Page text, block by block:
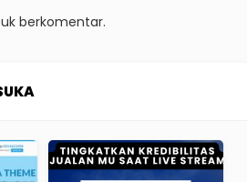
berkomentar.